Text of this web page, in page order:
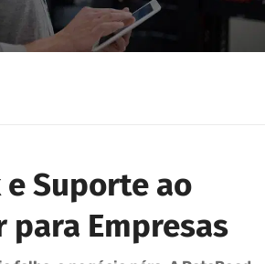
Suporte ao
Empresas